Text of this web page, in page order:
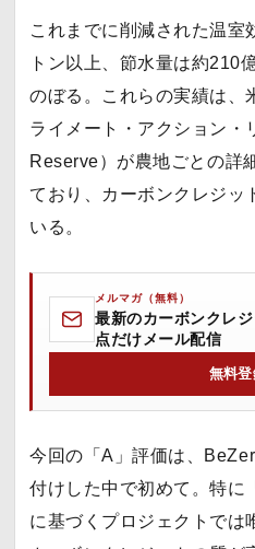
これまでに削減された温室
トン以上、節水量は約210
のぼる。これらの実績は、
ライメート・アクション
Reserve）が農地ごとの詳
ており、カーボンクレジッ
いる。
メルマガ（無料）
最新のカーボンクレ
点だけメール配信
無料登
今回の「A」評価は、
付けした中で初めて。特に
に基づくプロジェクトでは